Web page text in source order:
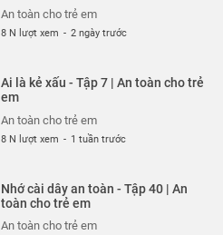
27 N lượt xem
An toàn cho trẻ em
26 N lượt xem
An toàn cho trẻ em
26 N lượt xem
An toàn cho trẻ em
8 N lượt xem - 2 ngày trước
Ai là kẻ xấu - Tập 7 | An toàn cho trẻ
em
An toàn cho trẻ em
8 N lượt xem - 1 tuần trước
Nhớ cài dây an toàn - Tập 40 | An
toàn cho trẻ em
An toàn cho trẻ em